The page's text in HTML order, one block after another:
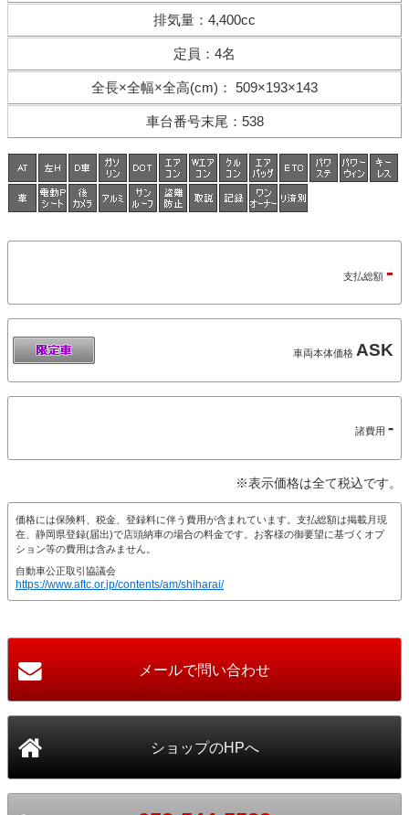
排気量 ： 4,400cc
定員 ： 4名
全長×全幅×全高(cm) ： 509×193×143
車台番号末尾 ： 538
支払総額 -
車両本体価格 ASK
諸費用 -
※表示価格は全て税込です。
価格には保険料、税金、登録料に伴う費用が含まれています。支払総額は掲載月現
在、静岡県登録(届出)で店頭納車の場合の料金です。お客様の御要望に基づくオプ
ション等の費用は含みません。
自動車公正取引協議会
https://www.aftc.or.jp/contents/am/shiharai/